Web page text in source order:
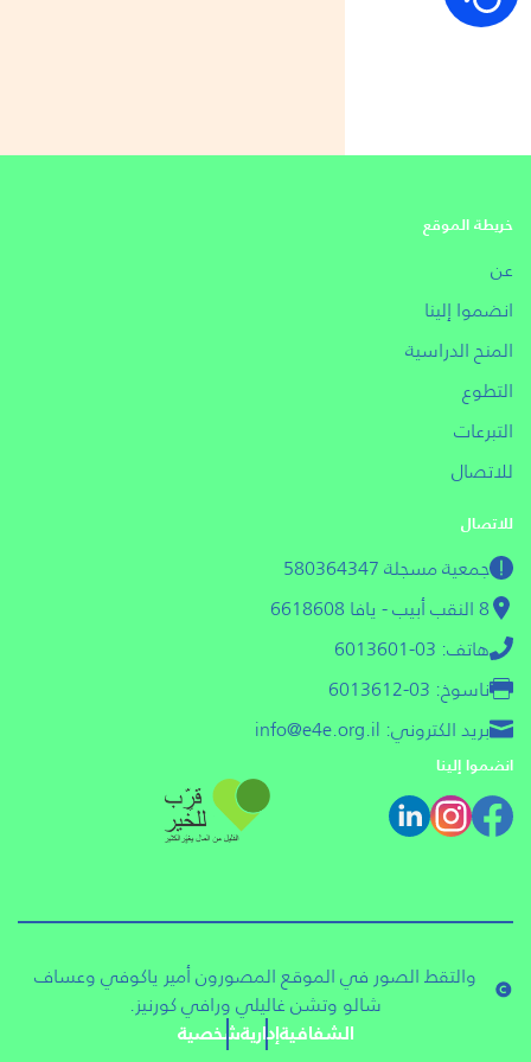
خريطة الموقع
عن
انضموا إلينا
المنح الدراسية
التطوع
التبرعات
للاتصال
للاتصال
جمعية مسجلة 580364347
8 النقب أبيب - يافا 6618608
هاتف: 03-6013601
ناسوخ: 03-6013612
بريد الكتروني: info@e4e.org.il
انضموا إلينا
والتقط الصور في الموقع المصورون أمير ياكوفي وعساف
شالو وتشن غاليلي ورافي كورنيز.
الشفافية إداريةشخصية